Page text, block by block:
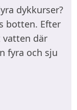
dykkurser?
botten. Efter
där
fyra och sju